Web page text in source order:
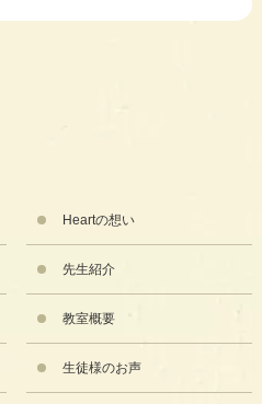
Heartの想い
先生紹介
教室概要
生徒様のお声